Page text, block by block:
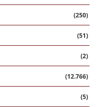
(250)
(51)
(2)
(12.766)
(5)